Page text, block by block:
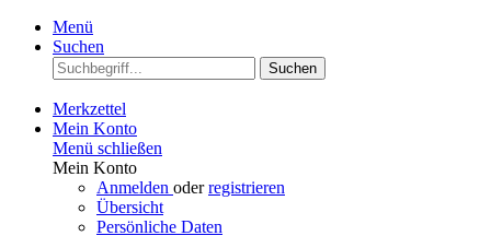
Menü
Suchen
Suchen
Merkzettel
Mein Konto
Menü schließen
Mein Konto
Anmelden oderregistrieren
Übersicht
Persönliche Daten